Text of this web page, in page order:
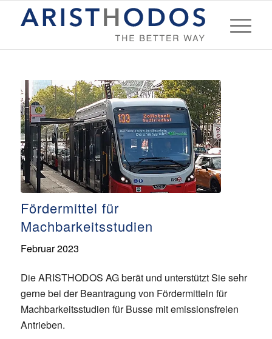
Fördermittel für
Machbarkeitsstudien
Februar 2023
Die ARISTHODOS AG berät und unterstützt Sie sehr
gerne bei der Beantragung von Fördermitteln für
Machbarkeitsstudien für Busse mit emissionsfreien
Antrieben.